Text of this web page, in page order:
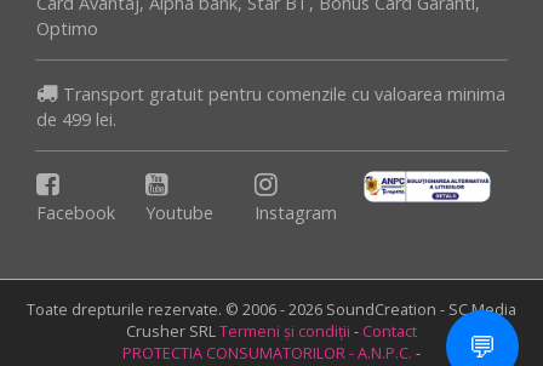
Optimo
Transport gratuit pentru comenzile cu valoarea minima
de 499 lei.
Facebook Youtube Instagram
Toate drepturile rezervate. © 2006 - 2026 SoundCreation - SC Media
Crusher SRLTermeni și condiții - Contact
PROTECTIA CONSUMATORILOR - A.N.P.C. -
💬